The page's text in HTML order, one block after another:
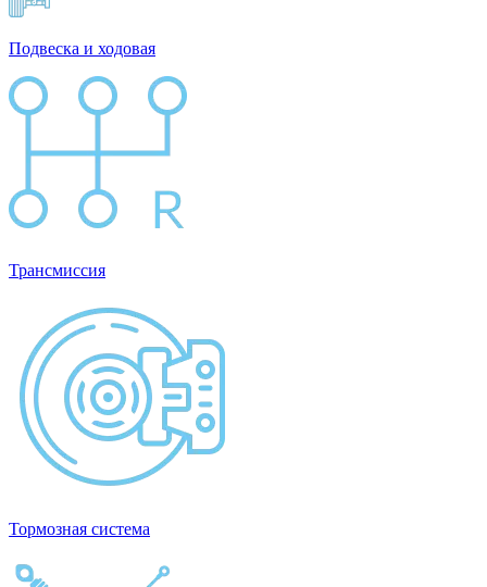
Подвеска и ходовая
Трансмиссия
Тормозная система